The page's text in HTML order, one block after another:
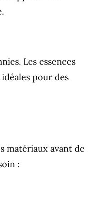
Les essences
pour des
matériaux avant de
: